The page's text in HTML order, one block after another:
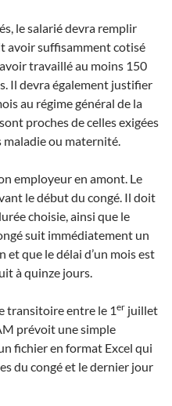
le salarié devra remplir
avoir suffisamment cotisé
travaillé au moins 150
Il devra également justifier
au régime général de la
proches de celles exigées
ou maternité.
employeur en amont. Le
le début du congé. Il doit
choisie, ainsi que le
suit immédiatement un
et que le délai d’un mois est
à quinze jours.
transitoire entre le 1er juillet
prévoit une simple
fichier en format Excel qui
du congé et le dernier jour